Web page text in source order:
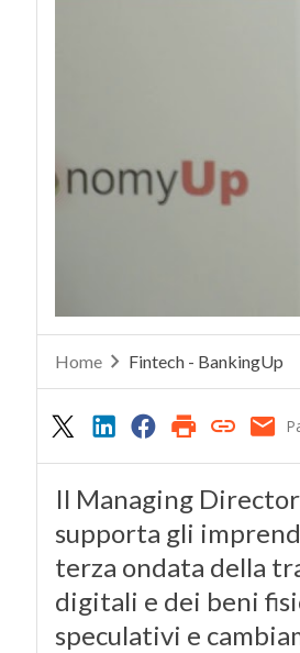
Home Fintech - BankingUp
Il Managing
supporta gli
terza ondata della
digitali e dei beni
speculativi e